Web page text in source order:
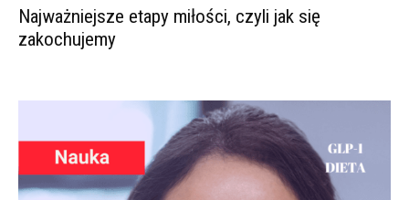
Najważniejsze etapy miłości, czyli jak się
zakochujemy